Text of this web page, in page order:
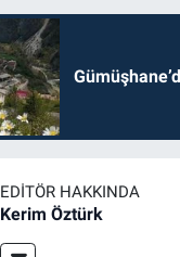
EDITÖR HAKKINDA
Kerim Öztürk